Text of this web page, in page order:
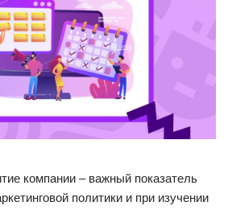
компании – важный показатель
политики и при изучении